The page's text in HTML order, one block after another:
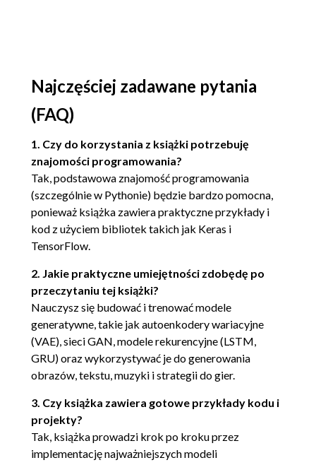
Usprawnianie modelu 54
Warstwy Dropout 61
Połączenie warstw w całość 63
Podsumowanie 66
3. Autoenkodery wariacyjne 67
Wystawa 67
Autoenkodery 70
Twój pierwszy autoenkoder 71
Koder 71
Dekoder 73
Połączenie kodera z dekoderem 75
Analiza autoenkodera 76
Wariacyjna wystawa sztuki 78
Koder 80
Analiza autoenkodera wariacyjnego 86
Najczęściej zadawane pytania
(FAQ)
1. Czy do korzystania z książki potrzebuję
znajomości programowania?
Tak, podstawowa znajomość programowania
(szczególnie w Pythonie) będzie bardzo pomocna,
ponieważ książka zawiera praktyczne przykłady i
kod z użyciem bibliotek takich jak Keras i
TensorFlow.
2. Jakie praktyczne umiejętności zdobędę po
przeczytaniu tej książki?
Nauczysz się budować i trenować modele
generatywne, takie jak autoenkodery wariacyjne
(VAE), sieci GAN, modele rekurencyjne (LSTM,
GRU) oraz wykorzystywać je do generowania
obrazów, tekstu, muzyki i strategii do gier.
3. Czy książka zawiera gotowe przykłady kodu i
projekty?
Tak, książka prowadzi krok po kroku przez
implementację najważniejszych modeli